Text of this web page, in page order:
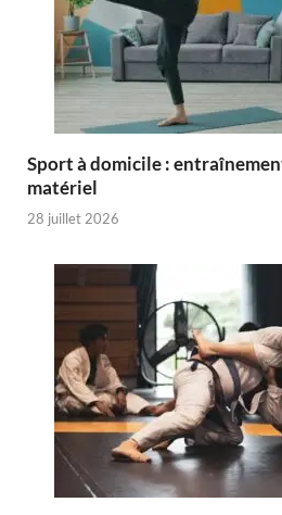
Sport à domicile :
matériel
28 juillet 2026